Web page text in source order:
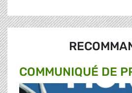
COMMUNIQUÉ DE